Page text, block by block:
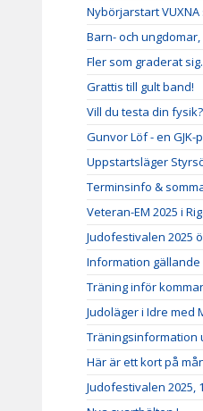
Nybörjarstart
Barn- och
Fler som graderat
Grattis till gult band!
Vill du testa din
Gunvor Löf - en
Uppstartsläger
Terminsinfo &
Veteran-EM 2025 i
Judofestivalen 2025
Information gällande
Träning inför
Judoläger i Idre med
Träningsinformation
Här är ett kort på
Judofestivalen 2025,